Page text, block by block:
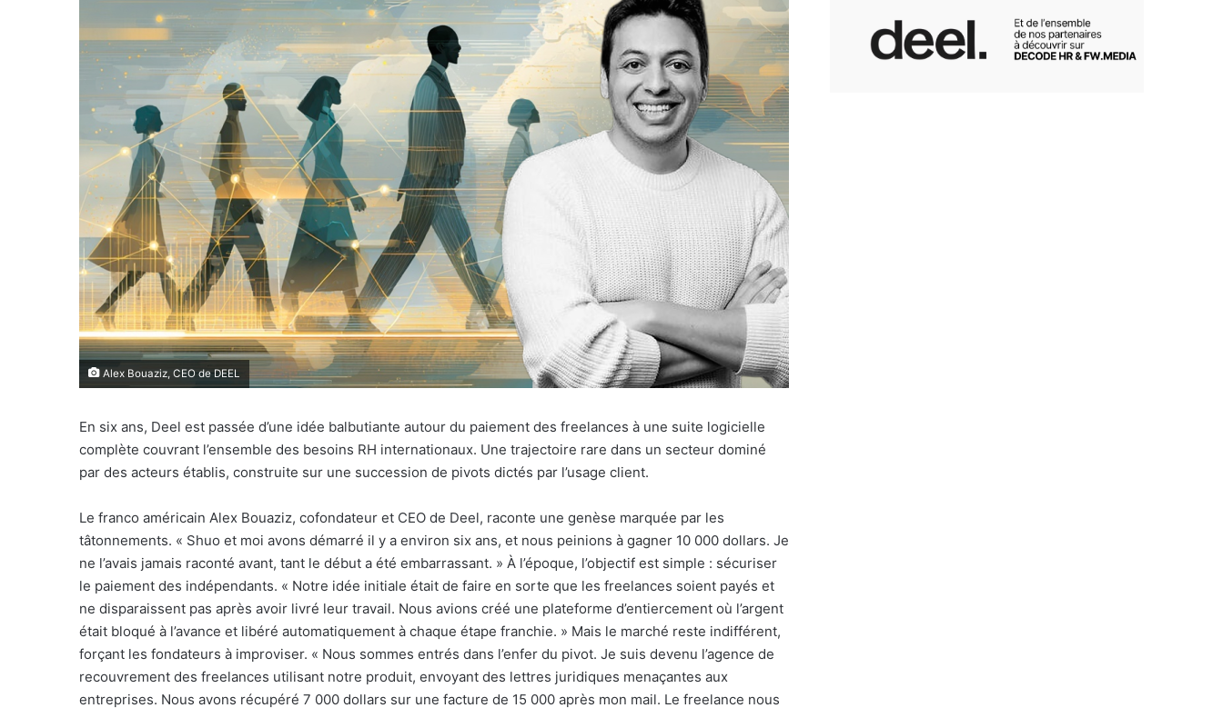
Alex Bouaziz, CEO de DEEL
En six ans, Deel est passée d’une idée balbutiante autour du paiement des freelances à une suite logicielle
complète couvrant l’ensemble des besoins RH internationaux. Une trajectoire rare dans un secteur dominé
par des acteurs établis, construite sur une succession de pivots dictés par l’usage client.
Le franco américain Alex Bouaziz, cofondateur et CEO de Deel, raconte une genèse marquée par les
tâtonnements. « Shuo et moi avons démarré il y a environ six ans, et nous peinions à gagner 10 000 dollars. Je
ne l’avais jamais raconté avant, tant le début a été embarrassant. » À l’époque, l’objectif est simple : sécuriser
le paiement des indépendants. « Notre idée initiale était de faire en sorte que les freelances soient payés et
ne disparaissent pas après avoir livré leur travail. Nous avions créé une plateforme d’entiercement où l’argent
était bloqué à l’avance et libéré automatiquement à chaque étape franchie. » Mais le marché reste indifférent,
forçant les fondateurs à improviser. « Nous sommes entrés dans l’enfer du pivot. Je suis devenu l’agence de
recouvrement des freelances utilisant notre produit, envoyant des lettres juridiques menaçantes aux
entreprises. Nous avons récupéré 7 000 dollars sur une facture de 15 000 après mon mail. Le freelance nous